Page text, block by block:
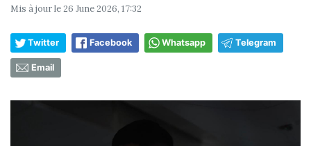
Mis à jour le26 June 2026, 17:32
Twitter Facebook Whatsapp Telegram
Email